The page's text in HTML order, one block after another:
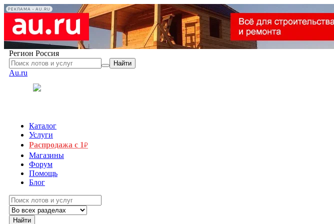
РЕКЛАМА • AU.RU
Регион Россия
Найти
Au.ru
Каталог
Услуги
Распродажа с 1₽
Магазины
Форум
Помощь
Блог
Найти